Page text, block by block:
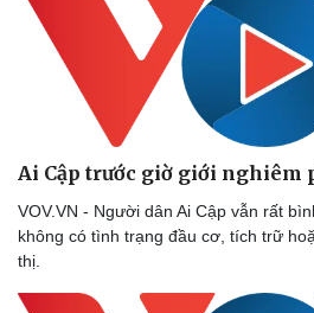
Vụ án
Tin nóng
Tư vấn luật
Ai Cập trước giờ giới nghiêm
VOV.VN - Người dân Ai Cập vẫn rất
không có tình trạng đầu cơ, tích trữ
thị.